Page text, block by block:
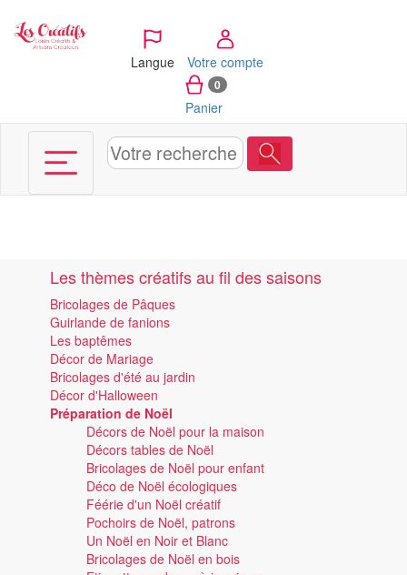
Langue Votre compte
0
Panier
Les thèmes créatifs au fil des saisons
Bricolages de Pâques
Guirlande de fanions
Les baptêmes
Décor de Mariage
Bricolages d'été au jardin
Décor d'Halloween
Préparation de Noël
Décors de Noël pour la maison
Décors tables de Noël
Bricolages de Noël pour enfant
Déco de Noël écologiques
Féérie d'un Noël créatif
Pochoirs de Noël, patrons
Un Noël en Noir et Blanc
Bricolages de Noël en bois